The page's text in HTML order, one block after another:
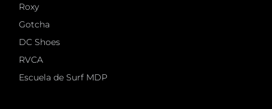
Roxy
Gotcha
DC Shoes
RVCA
Escuela de Surf MDP